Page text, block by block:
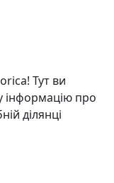
Тут ви
інформацію про
ділянці